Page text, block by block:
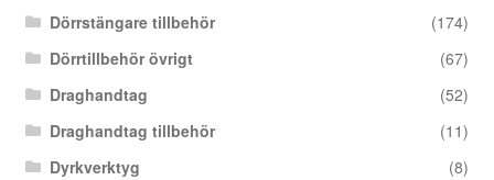
Dörrstängare tillbehör
(174)
Dörrtillbehör övrigt
(67)
Draghandtag
(52)
Draghandtag tillbehör
(11)
Dyrkverktyg
(8)